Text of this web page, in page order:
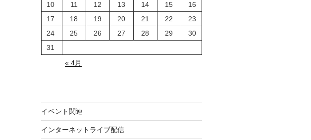
10
11 12 13 14 15
16
17
18 19 20 21 22
23
24
25 26 27 28 29
30
31
« 4月
イベント関連
インターネットライブ配信